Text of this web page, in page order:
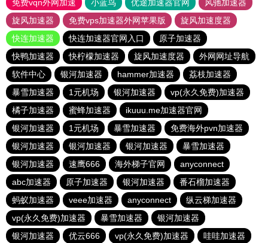
免费vqn外网加速
小蓝鸟 优途加速器官网
风驰加速器
旋风加速器
免费vps加速器外网苹果版
旋风加速度器
快连加速器
快连加速器官网入口
原子加速器
快鸭加速器
快柠檬加速器 旋风加速度器
外网网址导航
软件中心
银河加速器 hammer加速器
荔枝加速器
暴雪加速器
1元机场 银河加速器
vp(永久免费)加速器
橘子加速器
蜜蜂加速器
ikuuu.me加速器官网
银河加速器
1元机场 暴雪加速器
免费海外pvn加速器
银河加速器
银河加速器 银河加速器
暴雪加速器
银河加速器
速鹰666 海外梯子官网
anyconnect
abc加速器
原子加速器 银河加速器
番石榴加速器
蚂蚁加速器
veee加速器 anyconnect
纵云梯加速器
vp(永久免费)加速器
暴雪加速器
银河加速器
银河加速器
优云666 vp(永久免费)加速器 哇哇加速器